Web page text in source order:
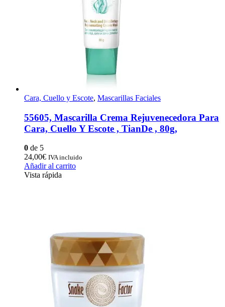
Cara, Cuello y Escote, Mascarillas Faciales
55605, Mascarilla Crema Rejuvenecedora Para
Cara, Cuello Y Escote , TianDe , 80g,
0 de 5
24,00€ IVA incluido
Añadir al carrito
Vista rápida